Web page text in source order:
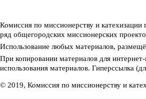
Комиссия по миссионерству и
ряд общегородских миссионерских
Использование любых материалов,
При копировании материалов для
использования материалов. Гиперссылка
© 2019, Комиссия по миссионерству и